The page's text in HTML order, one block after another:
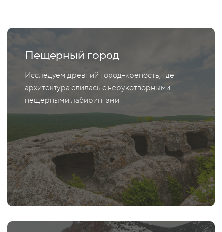
Пещерный город
Исследуем древний город-крепость, где
архитектура слилась с нерукотворными
пещерными лабиринтами.